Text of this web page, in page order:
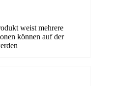
weist mehrere
können auf der